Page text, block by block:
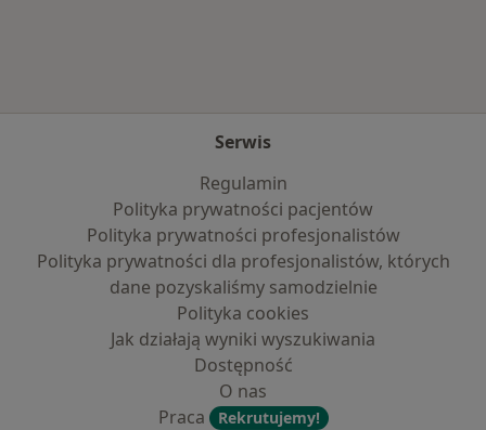
Serwis
Regulamin
Polityka prywatności pacjentów
Polityka prywatności profesjonalistów
Polityka prywatności dla profesjonalistów, których
dane pozyskaliśmy samodzielnie
Polityka cookies
Jak działają wyniki wyszukiwania
Dostępność
O nas
Praca
Rekrutujemy!